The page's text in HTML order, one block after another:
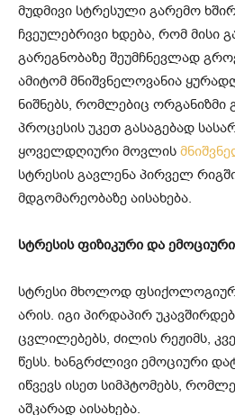
მუდმივი სტრესული გარემო
ჩვეულებრივი ხდება, რომ მისი
გარეგნობაზე შეუმჩნევლად
ამიტომ მნიშვნელოვანია
ნიშნებს, რომლებიც ორგანიზმი
პროცესის უკეთ გასაგებად
ყოველდღიური მოვლის
სტრესის გავლენა პირველ
მდგომარეობაზე აისახება.
სტრესის ფიზიკური და
სტრესი მხოლოდ
არის. იგი პირდაპირ
ცვლილებებს, ძილის რეჟიმს,
წესს. ხანგრძლივი ემოციური
იწვევს ისეთ სიმპტომებს,
აშკარად აისახება.